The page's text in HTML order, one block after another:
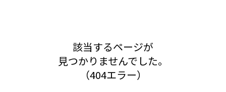
該当するページが
見つかりませんでした。
（404エラー）